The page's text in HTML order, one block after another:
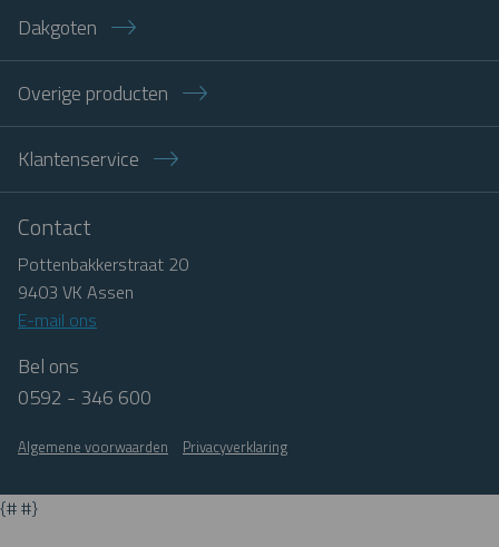
Dakgoten
Overige producten
Klantenservice
Contact
Pottenbakkerstraat 20
9403 VK Assen
E-mail ons
Bel ons
0592 - 346 600
Algemene voorwaarden Privacyverklaring
{# #}